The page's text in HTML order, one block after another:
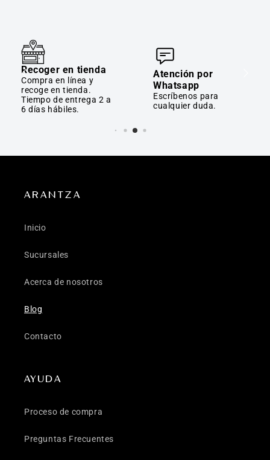
Recoger en tienda
Compra en línea y
recoge en tienda.
Tiempo de entrega 2 a
6 días hábiles.
Atención por
Whatsapp
Escríbenos para
cualquier duda.
ARANTZA
Inicio
Sucursales
Acerca de nosotros
Blog
Contacto
AYUDA
Proceso de compra
Preguntas Frecuentes